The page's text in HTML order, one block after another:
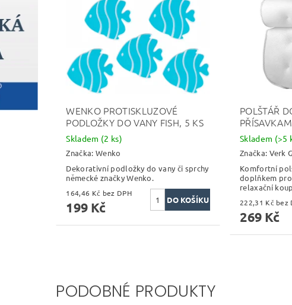
WENKO PROTISKLUZOVÉ
PODLOŽKY DO VANY FISH, 5 KS
Skladem (2 ks)
Značka: Wenko
Dekorativní podložky do vany či sprchy
německé značky Wenko.
164,46 Kč bez DPH
199 Kč
POLŠTÁŘ
Skladem (>5
Značka: Verk
Komfortní
doplňkem
relaxační
222,31
269 Kč
PODOBNÉ PRODUKTY